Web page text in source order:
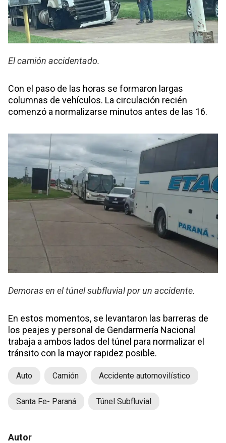
El camión accidentado.
Con el paso de las horas se formaron largas
columnas de vehículos. La circulación recién
comenzó a normalizarse minutos antes de las 16.
Demoras en el túnel subfluvial por un accidente.
En estos momentos, se levantaron las barreras de
los peajes y personal de Gendarmería Nacional
trabaja a ambos lados del túnel para normalizar el
tránsito con la mayor rapidez posible.
Auto Camión Accidente automovilístico
Santa Fe- Paraná Túnel Subfluvial
Autor